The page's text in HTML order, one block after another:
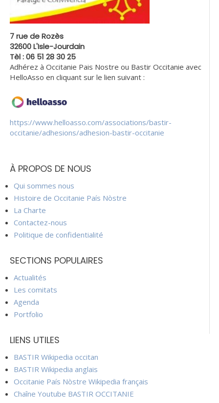
7 rue de Rozès
32600 L'Isle-Jourdain
Tèl : 06 51 28 30 25
Adhérez à Occitanie Pais Nostre ou Bastir Occitanie avec
HelloAsso en cliquant sur le lien suivant :
https://www.helloasso.com/associations/bastir-
occitanie/adhesions/adhesion-bastir-occitanie
À PROPOS DE NOUS
Qui sommes nous
Histoire de Occitanie País Nòstre
La Charte
Contactez-nous
Politique de confidentialité
SECTIONS POPULAIRES
Actualités
Les comitats
Agenda
Portfolio
LIENS UTILES
BASTIR Wikipedia occitan
BASTIR Wikipedia anglais
Occitanie País Nòstre Wikipedia français
Chaîne Youtube BASTIR OCCITANIE